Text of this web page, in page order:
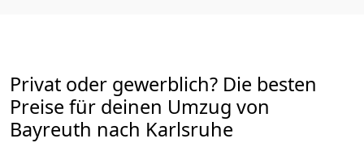
Privat oder gewerblich? Die besten
Preise für deinen Umzug von
Bayreuth nach Karlsruhe